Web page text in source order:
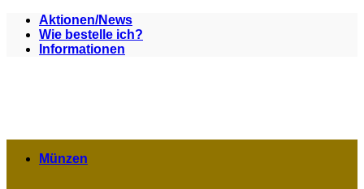
Zum
Inhalt
springen
Aktionen/News
Wie bestelle ich?
Informationen
Münzen